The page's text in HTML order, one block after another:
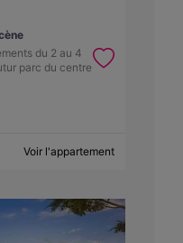
du 2 au 4
parc du centre
Voir l'appartement